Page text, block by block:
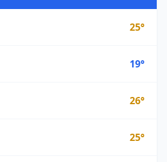
25°
19°
26°
25°